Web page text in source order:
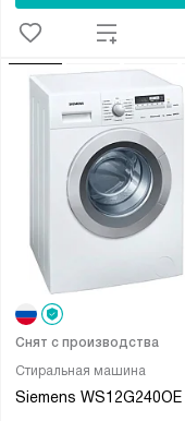
Стиральная машина
Siemens WS12G240OE
Снят с производства